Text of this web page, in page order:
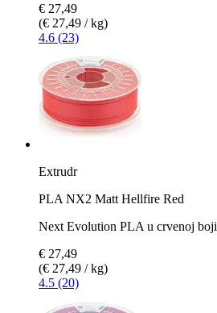
€ 27,49
(€ 27,49 / kg)
4.6 (23)
Extrudr
PLA NX2 Matt Hellfire Red
Next Evolution PLA u crvenoj boji
€ 27,49
(€ 27,49 / kg)
4.5 (20)